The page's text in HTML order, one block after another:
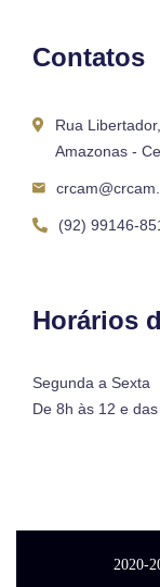
Contatos
Rua
Amazonas -
(92) 99146-
Horários
Segunda a Sexta
De 8h às 12 e
2020-